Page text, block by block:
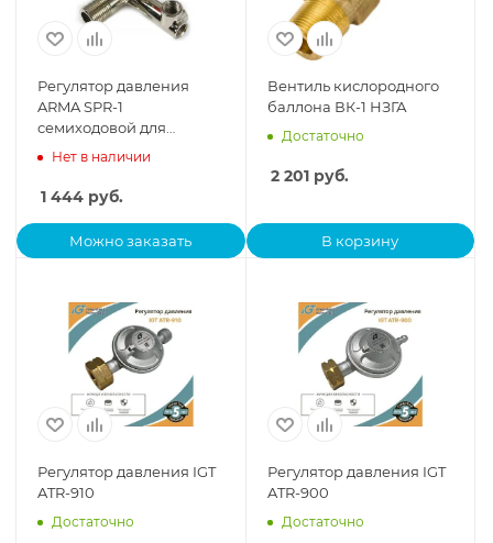
Регулятор давления
ARMA SPR-1
семиходовой для
компрессора
Нет в наличии
1 444 руб.
Можно заказать
Вентиль кислородного
баллона ВК-1 НЗГА
Достаточно
2 201руб.
В корзину
Регулятор давления IGT
ATR-910
Достаточно
Регулятор давления IGT
ATR-900
Достаточно